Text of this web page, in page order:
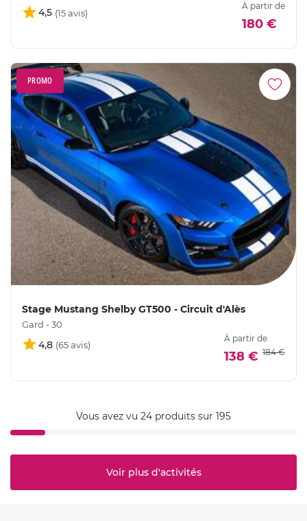
4,5
À partir de
180 €
PROMO
Stage Mustang Shelby GT500 - Circuit d'Alès
Gard - 30
4,8
À partir de
138 € 184 €
Vous avez vu 24 produits sur 195
Voir plus d'activités